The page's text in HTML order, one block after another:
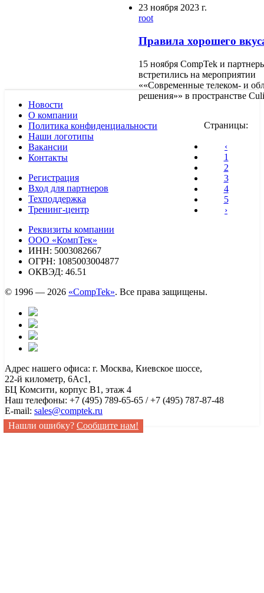
23 ноября 2023 г.
root
Правила хорошего
15 ноября CompTek и
встретились на мероприятии
««Современные телеком- и
решения»» в пространстве
Страницы:
‹
1
2
3
4
5
›
Новости
О компании
Политика конфиденциальности
Наши логотипы
Вакансии
Контакты
Регистрация
Вход для партнеров
Техподдержка
Тренинг-центр
Реквизиты компании
ООО «КомпТек»
ИНН: 5003082667
ОГРН: 1085003004877
ОКВЭД: 46.51
© 1996 — 2026 «CompTek». Все права защищены.
Адрес нашего офиса: г. Москва, Киевское шоссе,
22-й километр, 6Ас1,
БЦ Комсити, корпус B1, этаж 4
Наш телефоны: +7 (495) 789-65-65 / +7 (495) 787-87-48
E-mail: sales@comptek.ru
Нашли ошибку? Сообщите нам!